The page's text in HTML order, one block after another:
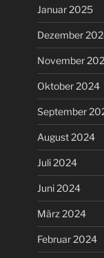
Januar 2025
Dezember
November
Oktober 2024
September
August 2024
Juli 2024
Juni 2024
März 2024
Februar 2024